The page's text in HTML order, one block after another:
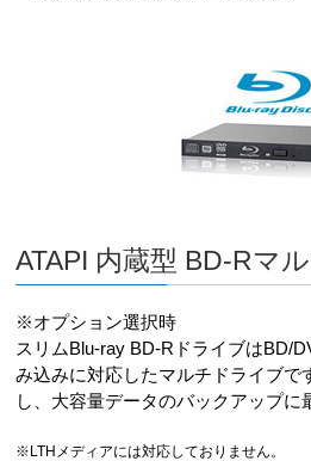
ATAPI 内蔵型 BD-Rマ
※オプション選択時
スリムBlu-ray BD-RドライブはBD/
み込みに対応したマルチドライブで
し、大容量データのバックアップに
※LTHメディアには対応しておりません。